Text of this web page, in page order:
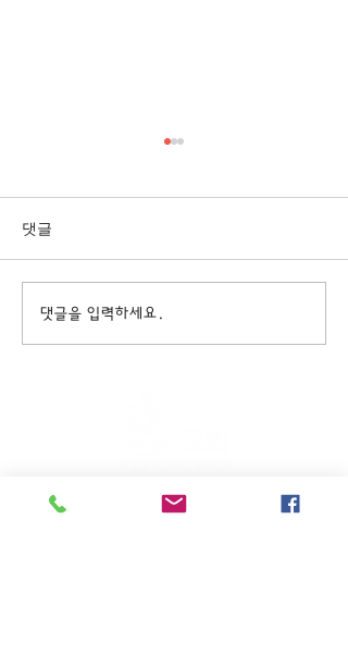
댓글
댓글을 입력하세요.
주일KM예배 (1부) 9am, (2부)